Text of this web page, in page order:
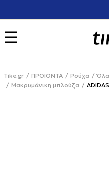
Tike.gr ΠΡΟΙΟΝΤΑ Ρούχα
Όλα
Μακρυμάνικη μπλούζα